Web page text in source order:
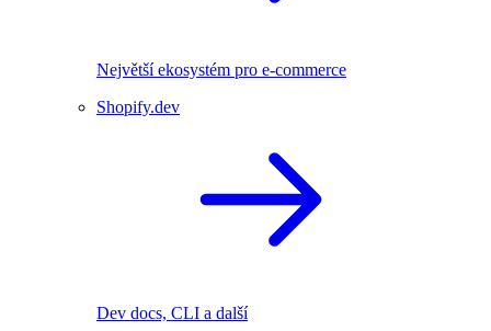
Největší ekosystém pro e-commerce
Shopify.dev
Dev docs, CLI a další